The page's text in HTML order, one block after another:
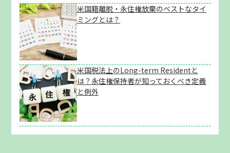
米国籍離脱・永住権放棄のベストなタイ
ミングとは？
米国税法上のLong-term Residentと
は？永住権保持者が知っておくべき定義
と例外